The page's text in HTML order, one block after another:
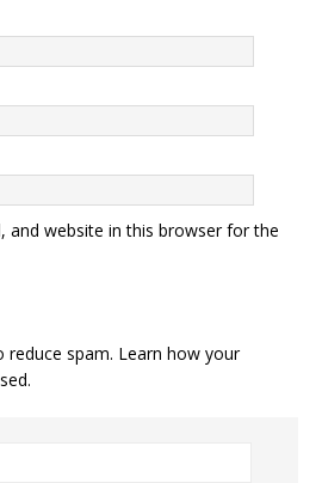
and website in this browser for the
reduce spam. Learn how your
.